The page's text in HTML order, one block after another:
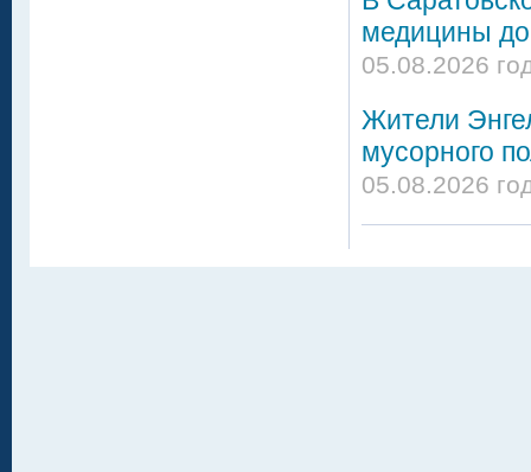
медицины до
05.08.2026
Жители
мусорного
05.08.2026